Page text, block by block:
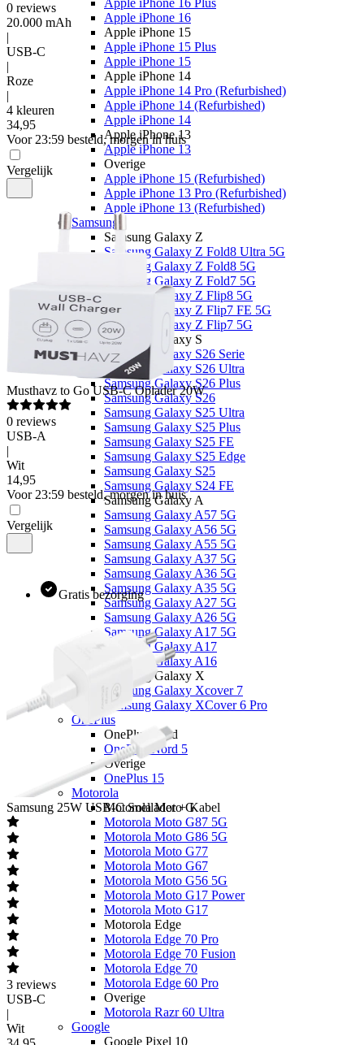
Apple iPhone 16 Plus
Apple iPhone 16
Apple iPhone 15
Apple iPhone 15 Plus
Apple iPhone 15
Apple iPhone 14
Apple iPhone 14 Pro (Refurbished)
Apple iPhone 14 (Refurbished)
Apple iPhone 14
Apple iPhone 13
Apple iPhone 13
Overige
Apple iPhone 15 (Refurbished)
Apple iPhone 13 Pro (Refurbished)
Apple iPhone 13 (Refurbished)
Samsung
Samsung Galaxy Z
Samsung Galaxy Z Fold8 Ultra 5G
Samsung Galaxy Z Fold8 5G
Samsung Galaxy Z Fold7 5G
Samsung Galaxy Z Flip8 5G
Samsung Galaxy Z Flip7 FE 5G
Samsung Galaxy Z Flip7 5G
Samsung Galaxy S
Samsung Galaxy S26 Serie
Samsung Galaxy S26 Ultra
Samsung Galaxy S26 Plus
Samsung Galaxy S26
Samsung Galaxy S25 Ultra
Samsung Galaxy S25 Plus
Samsung Galaxy S25 FE
Samsung Galaxy S25 Edge
Samsung Galaxy S25
Samsung Galaxy S24 FE
Samsung Galaxy A
Samsung Galaxy A57 5G
Samsung Galaxy A56 5G
Samsung Galaxy A55 5G
Samsung Galaxy A37 5G
Samsung Galaxy A36 5G
Samsung Galaxy A35 5G
Samsung Galaxy A27 5G
Samsung Galaxy A26 5G
Samsung Galaxy A17 5G
Samsung Galaxy A17
Samsung Galaxy A16
Samsung Galaxy X
Samsung Galaxy Xcover 7
Samsung Galaxy XCover 6 Pro
OnePlus
OnePlus Nord
OnePlus Nord 5
Overige
OnePlus 15
Motorola
Motorola Moto G
Motorola Moto G87 5G
Motorola Moto G86 5G
Motorola Moto G77
Motorola Moto G67
Motorola Moto G56 5G
Motorola Moto G17 Power
Motorola Moto G17
Motorola Edge
Motorola Edge 70 Pro
Motorola Edge 70 Fusion
Motorola Edge 70
Motorola Edge 60 Pro
Overige
Motorola Razr 60 Ultra
Google
Google Pixel 10
0 reviews
20.000 mAh
|
USB-C
|
Roze
|
4 kleuren
34,95
Voor 23:59 besteld, morgen in huis
Vergelijk
Musthavz to Go USB-C Oplader 20W
0 reviews
USB-A
|
Wit
14,95
Voor 23:59 besteld, morgen in huis
Vergelijk
Gratis bezorging
Samsung 25W USB-C Snellader + Kabel
3 reviews
USB-C
|
Wit